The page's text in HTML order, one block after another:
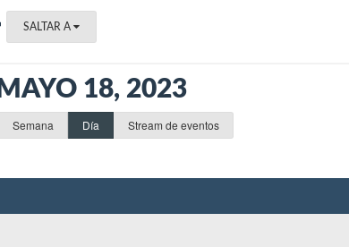
SALTAR A
MAYO 18, 2023
Semana Día Stream de eventos